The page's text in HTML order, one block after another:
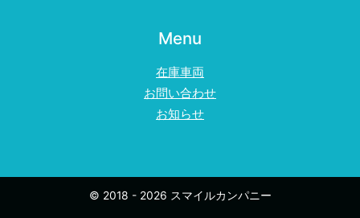
Menu
在庫車両
お問い合わせ
お知らせ
© 2018 - 2026 スマイルカンパニー